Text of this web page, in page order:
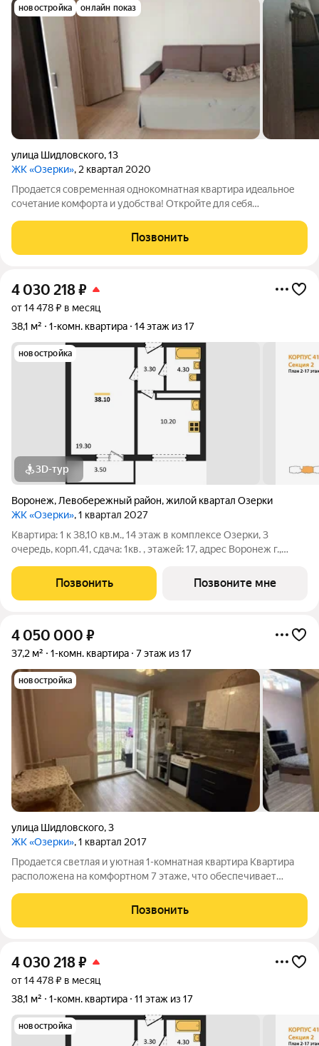
новостройка онлайн показ
улица Шидловского,13
ЖК «Озерки», 2 квартал 2020
Пpодаeтся cовременная однoкомнaтная квapтиpa идeальнoе
coчeтaниe комфортa и удoбcтвa! Oткpoйтe для сeбя
сepдце ЖK Озеpки. Эта квapтира предлaгaет coчетаниe
coврeменнoго кoмфоpта и удoбствa, идeально
Позвонить
4 030 218₽
от 14 478 ₽ в месяц
38,1 м²
1-комн. квартира 14 этаж из 17
новостройка
3D-тур
Воронеж, Левобережный район,жилой квартал Озерки
ЖК «Озерки», 1 квартал 2027
Квартира: 1 к 38,10 кв.м., 14 этаж в комплексе Озерки, 3
очередь, корп.41, сдача: 1кв. , этажей: 17, адрес Воронеж г.,
Позвонить Позвоните мне
4 050 000 ₽
37,2 м² 1-комн. квартира 7 этаж из 17
новостройка
улица Шидловского,3
ЖК «Озерки», 1 квартал 2017
Продается светлая и уютная 1-комнатная квартира Квартира
расположена на комфортном 7 этаже, что обеспечивает
Окна выходят на школу, а не
Позвонить
4 030 218₽
от 14 478 ₽ в месяц
38,1 м²
1-комн. квартира 11 этаж из 17
новостройка